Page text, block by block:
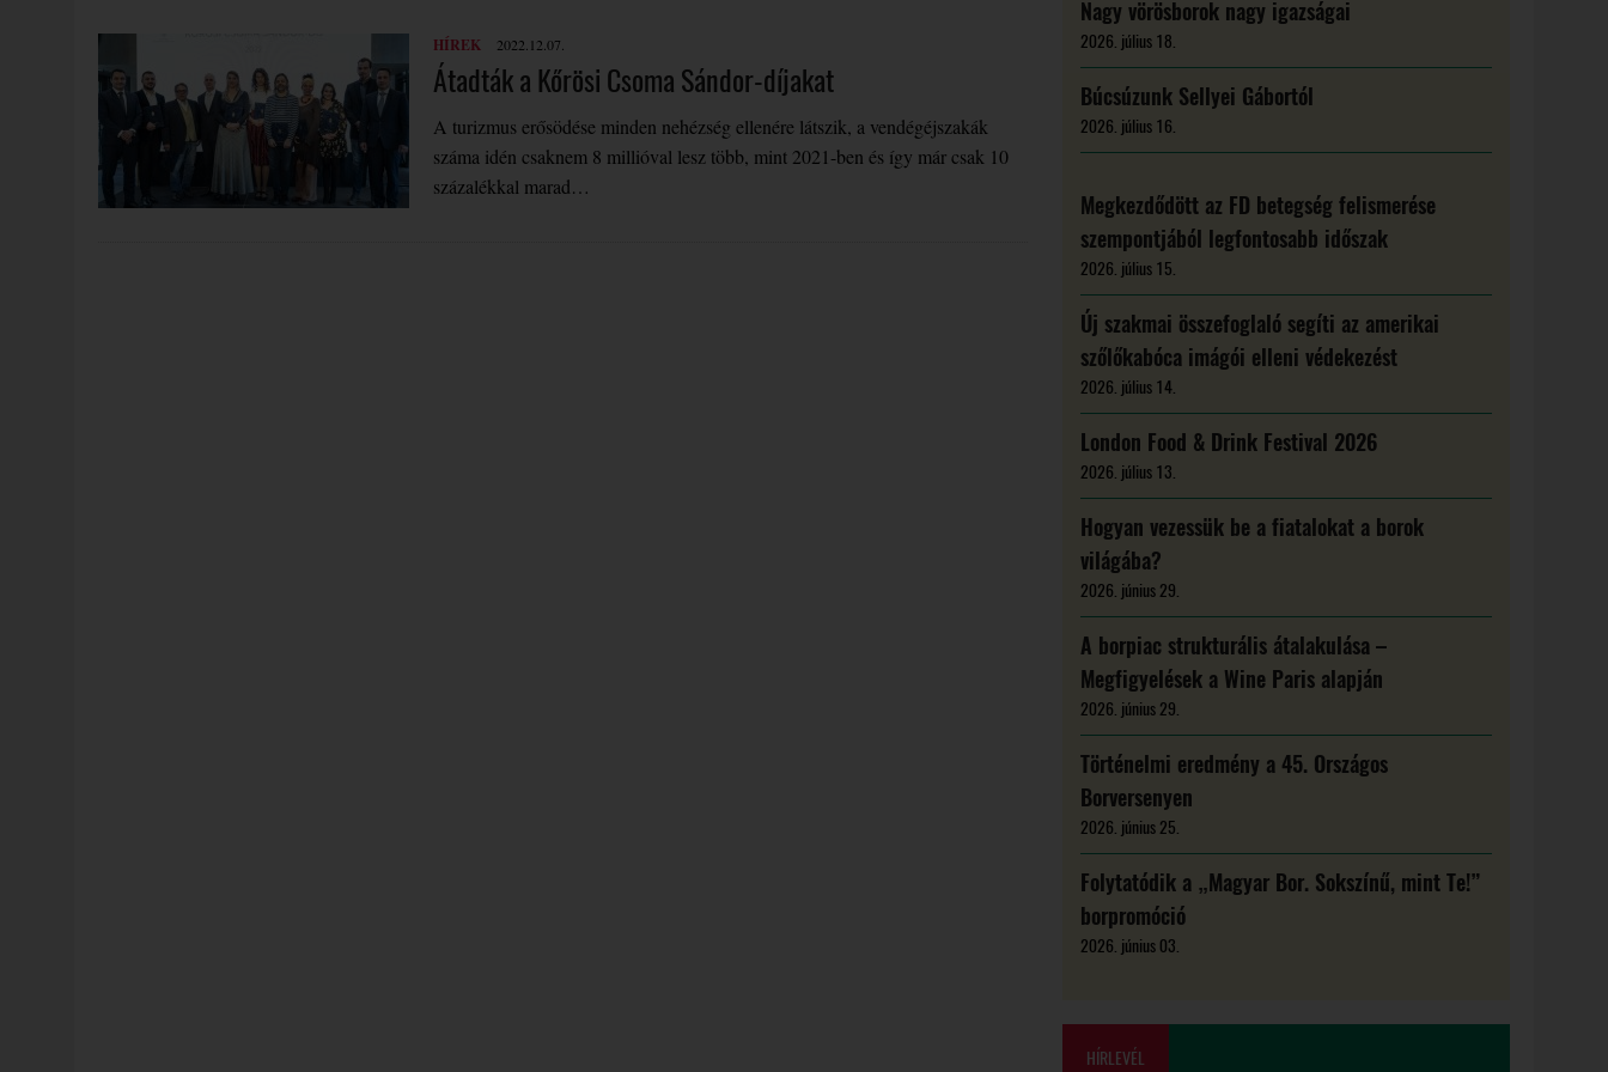
HÍREK 2022.12.07.
Átadták a Kőrösi Csoma Sándor-díjakat
A turizmus erősödése minden nehézség ellenére látszik, a vendégéjszakák
száma idén csaknem 8 millióval lesz több, mint 2021-ben és így már csak 10
százalékkal marad…
Nagy vörösborok nagy igazságai
2026. július 18.
Búcsúzunk Sellyei Gábortól
2026. július 16.
Megkezdődött az FD betegség felismerése
szempontjából legfontosabb időszak
2026. július 15.
Új szakmai összefoglaló segíti az amerikai
szőlőkabóca imágói elleni védekezést
2026. július 14.
London Food & Drink Festival 2026
2026. július 13.
Hogyan vezessük be a fiatalokat a borok
világába?
2026. június 29.
A borpiac strukturális átalakulása –
Megfigyelések a Wine Paris alapján
2026. június 29.
Történelmi eredmény a 45. Országos
Borversenyen
2026. június 25.
Folytatódik a „Magyar Bor. Sokszínű, mint Te!”
borpromóció
2026. június 03.
HÍRLEVÉL